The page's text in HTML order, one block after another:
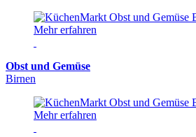
Mehr erfahren
Obst und Gemüse
Birnen
Mehr erfahren